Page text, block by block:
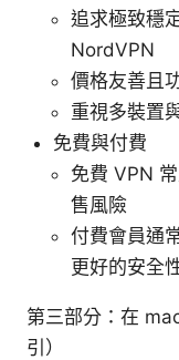
追求極致穩
NordVPN
價格友善且
重視多裝置
免費與付費
免費 VPN
售風險
付費會員通
更好的安全
第三部分：在
引）